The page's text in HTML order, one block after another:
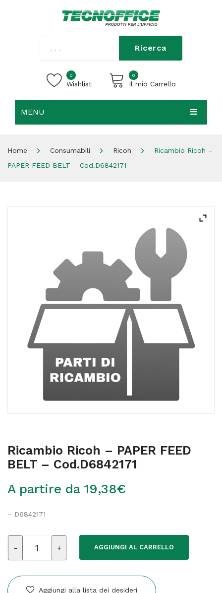
Ricerca
0
Wishlist
0
Il mio Carrello
MENU
Home Consumabili Ricoh
Ricambio Ricoh –
PAPER FEED BELT – Cod.D6842171
Ricambio Ricoh – PAPER FEED
BELT – Cod.D6842171
A partire da 19,38€
– D6842171
PAPER
FEED
AGGIUNGI AL CARRELLO
Aggiungi alla lista dei desideri